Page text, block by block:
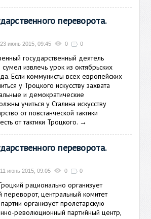
переворота.
23 июнь 2015, 09:45 0 0
государственный деятель
извлечь урок из октябрьских
Если коммунисты всех европейских
у Троцкого искусству захвата
и демократические
учиться у Сталина искусству
от повстанческой тактики
от тактики Троцкого. →
переворота.
11 июнь 2015, 09:05 0 0
рационально организует
переворот, центральный комитет
организует пролетарскую
революционный партийный центр,